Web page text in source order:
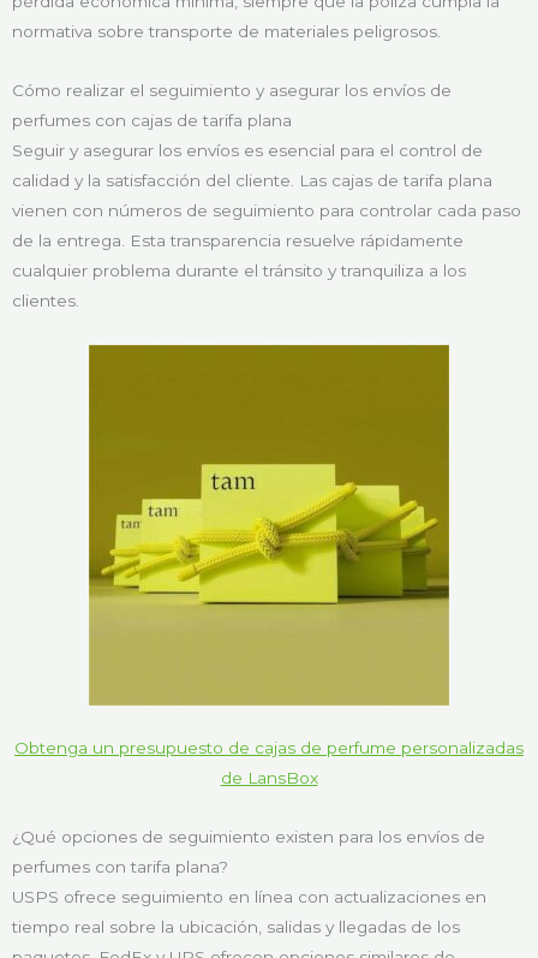
normativa sobre transporte de materiales peligrosos.
Cómo realizar el seguimiento y asegurar los envíos de
perfumes con cajas de tarifa plana
Seguir y asegurar los envíos es esencial para el control de
calidad y la satisfacción del cliente. Las cajas de tarifa plana
vienen con números de seguimiento para controlar cada paso
de la entrega. Esta transparencia resuelve rápidamente
cualquier problema durante el tránsito y tranquiliza a los
clientes.
Obtenga un presupuesto de cajas de perfume personalizadas
de LansBox
¿Qué opciones de seguimiento existen para los envíos de
perfumes con tarifa plana?
USPS ofrece seguimiento en línea con actualizaciones en
tiempo real sobre la ubicación, salidas y llegadas de los